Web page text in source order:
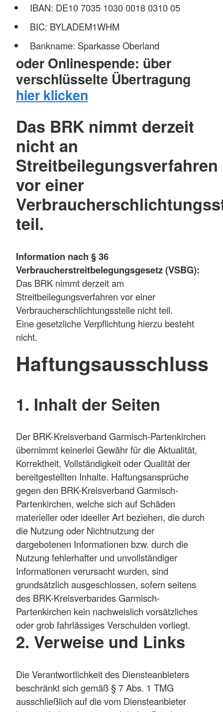
IBAN: DE10 7035 1030 0018 0310 05
BIC: BYLADEM1WHM
Bankname: Sparkasse Oberland
oder Onlinespende: über
verschlüsselte Übertragung
hier klicken
Das BRK nimmt derzeit
nicht an
Streitbeilegungsverfahren
vor einer
teil.
Information nach § 36
Verbraucherstreitbelegungsgesetz (VSBG):
Das BRK nimmt derzeit am
Streitbeilegungsverfahren vor einer
Verbraucherschlichtungsstelle nicht teil.
Eine gesetzliche Verpflichtung hierzu besteht
nicht.
Haftungsausschluss
1. Inhalt der Seiten
Der BRK-Kreisverband Garmisch-Partenkirchen
übernimmt keinerlei Gewähr für die Aktualität,
Korrektheit, Vollständigkeit oder Qualität der
bereitgestellten Inhalte. Haftungsansprüche
gegen den BRK-Kreisverband Garmisch-
Partenkirchen, welche sich auf Schäden
materieller oder ideeller Art beziehen, die durch
die Nutzung oder Nichtnutzung der
dargebotenen Informationen bzw. durch die
Nutzung fehlerhafter und unvollständiger
Informationen verursacht wurden, sind
grundsätzlich ausgeschlossen, sofern seitens
des BRK-Kreisverbandes Garmisch-
Partenkirchen kein nachweislich vorsätzliches
oder grob fahrlässiges Verschulden vorliegt.
2. Verweise und Links
Die Verantwortlichkeit des Diensteanbieters
beschränkt sich gemäß § 7 Abs. 1 TMG
ausschließlich auf die vom Diensteanbieter